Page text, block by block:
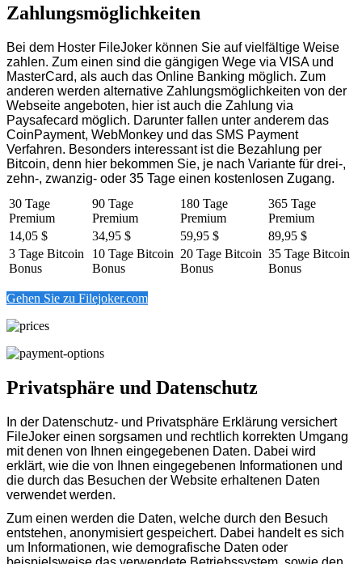
Zahlungsmöglichkeiten
Bei dem Hoster FileJoker können Sie auf vielfältige Weise
zahlen. Zum einen sind die gängigen Wege via VISA und
MasterCard, als auch das Online Banking möglich. Zum
anderen werden alternative Zahlungsmöglichkeiten von der
Webseite angeboten, hier ist auch die Zahlung via
Paysafecard möglich. Darunter fallen unter anderem das
CoinPayment, WebMonkey und das SMS Payment
Verfahren. Besonders interessant ist die Bezahlung per
Bitcoin, denn hier bekommen Sie, je nach Variante für drei-,
zehn-, zwanzig- oder 35 Tage einen kostenlosen Zugang.
30 Tage
Premium
90 Tage
Premium
180 Tage
Premium
365 Tage
Premium
14,05 $
34,95 $ 59,95 $
89,95 $
3 Tage Bitcoin
Bonus
10 Tage Bitcoin
Bonus
20 Tage Bitcoin
Bonus
35 Tage Bitcoin
Bonus
Gehen Sie zu Filejoker.com
Privatsphäre und Datenschutz
In der Datenschutz- und Privatsphäre Erklärung versichert
FileJoker einen sorgsamen und rechtlich korrekten Umgang
mit denen von Ihnen eingegebenen Daten. Dabei wird
erklärt, wie die von Ihnen eingegebenen Informationen und
die durch das Besuchen der Website erhaltenen Daten
verwendet werden.
Zum einen werden die Daten, welche durch den Besuch
entstehen, anonymisiert gespeichert. Dabei handelt es sich
um Informationen, wie demografische Daten oder